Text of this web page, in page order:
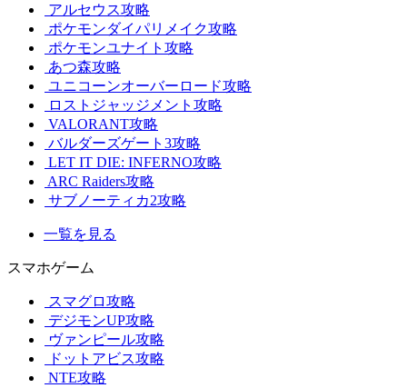
アルセウス攻略
ポケモンダイパリメイク攻略
ポケモンユナイト攻略
あつ森攻略
ユニコーンオーバーロード攻略
ロストジャッジメント攻略
VALORANT攻略
バルダーズゲート3攻略
LET IT DIE: INFERNO攻略
ARC Raiders攻略
サブノーティカ2攻略
一覧を見る
スマホゲーム
スマグロ攻略
デジモンUP攻略
ヴァンピール攻略
ドットアビス攻略
NTE攻略